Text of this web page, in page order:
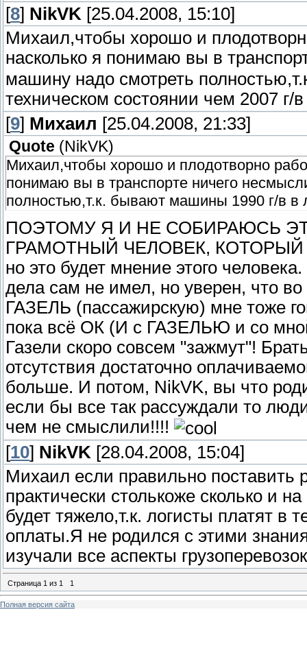
[8] NikVK [25.04.2008, 15:10]
Михаил,чтобы хорошо и
насколько я понимаю вы в
машину надо смотреть
техническом состоянии чем 2007 г/в
[9] Михаил [25.04.2008, 21:33]
Quote (NikVK)
Михаил,чтобы хорошо и плодотворно
понимаю вы в транспорте ничего
полностью,т.к. бывают машины 1990 г/в в
ПОЭТОМУ Я И НЕ СОБИРАЮСЬ
ГРАМОТНЫЙ ЧЕЛОВЕК,
но это будет мнение этого
дела сам не имел, но уверен, что
ГАЗЕЛЬ (пассажирскую) мне тоже
пока всё ОК (И с ГАЗЕЛЬЮ и со
Газели скоро совсем "зажмут"!
отсутствия достаточно
больше. И потом, NikVK, вы что
если бы все так рассуждали то
чем не смыслили!!!!
[10] NikVK [28.04.2008, 15:04]
Михаил если правильно поставить
практически столькоже сколько и
будет тяжело,т.к. логисты платят в
оплаты.Я не родился с этими
изучали все аспекты
Страница 1 из 1 1
Полная версия сайта